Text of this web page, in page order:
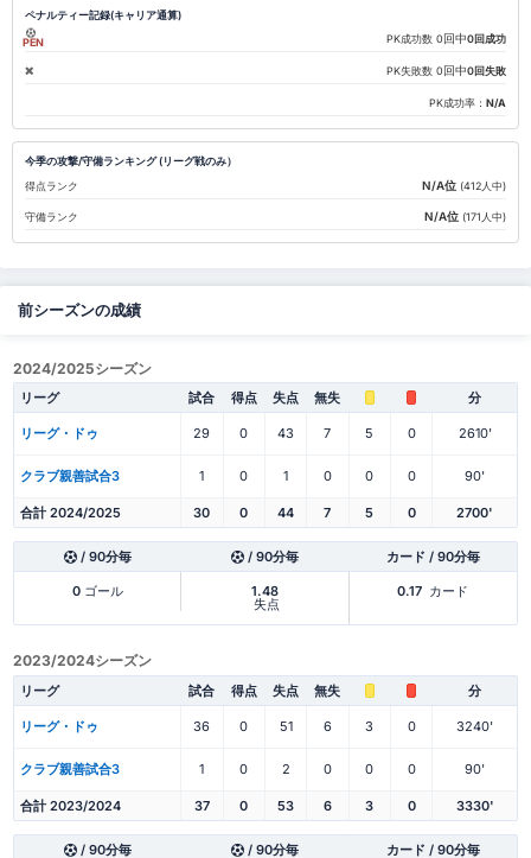
ペナルティー記録(キャリア通算)
PEN PK成功数 0回中0回成功
PK失敗数 0 回中0回失敗
PK成功率：N/A
今季の攻撃/守備ランキング (リーグ戦のみ）
得点ランク
N/A位 (412人中)
守備ランク N/A位 (171人中)
前シーズンの成績
2024/2025シーズン
リーグ 試合 得点 失点 無失 分
リーグ・ドゥ 29 0 43 7 5 0 2610'
クラブ親善試合3 1 0 1 0 0 0 90'
合計 2024/2025 30 0 44 7 5 0 2700'
/ 90分毎 / 90分毎 カード / 90分毎
0ゴール 1.48
失点
0.17 カード
2023/2024シーズン
リーグ 試合 得点 失点 無失 分
リーグ・ドゥ 36 0 51 6 3 0 3240'
クラブ親善試合3 1 0 2 0 0 0 90'
合計 2023/2024 37 0 53 6 3 0 3330'
/ 90分毎 / 90分毎 カード / 90分毎